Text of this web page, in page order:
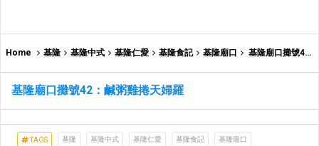
Home 基隆 基隆中式 基隆仁愛 基隆食記 基隆廟口 基隆廟口攤號42：鹹粥雞捲天婦羅
基隆廟口攤號42：鹹粥雞捲天婦羅
TAGS 基隆 基隆中式 基隆仁愛 基隆食記 基隆廟口